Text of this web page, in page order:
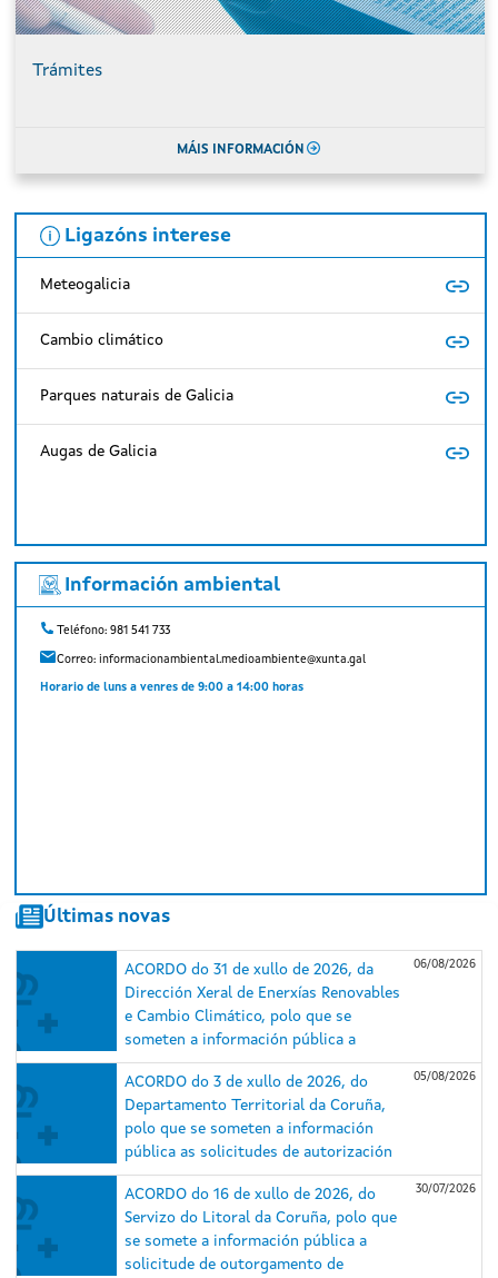
Últimas novas
ACORDO do 31 de xullo de 2026, da
Dirección Xeral de Enerxías Renovables
e Cambio Climático, polo que se
someten a información pública a
solicitude de autorización
administrativa previa e de construción
e o estudo de impacto ambiental (EsIA)
do proxecto do parque eólico
Repotenciación Serra da Loba e das
súas infraestruturas de evacuación,
nos concellos de Guitiriz e Xermade
(Lugo) e Aranga e Monfero (A Coruña)
(expediente IN408A 2025/018).
06/08/2026
ACORDO do 3 de xullo de 2026, do
Departamento Territorial da Coruña,
polo que se someten a información
pública as solicitudes de autorización
administrativa previa e de construción
e o estudo de impacto ambiental dos
proxectos do parque eólico
Repotenciación Barbanza I (expediente
IN408A 2025/007) e do parque eólico
05/08/2026
ACORDO do 16 de xullo de 2026, do
Servizo do Litoral da Coruña, polo que
se somete a información pública a
solicitude de outorgamento de
30/07/2026
Trámites
MÁIS INFORMACIÓN
Ligazóns interese
Meteogalicia
Cambio climático
Parques naturais de Galicia
Augas de Galicia
Información ambiental
Teléfono: 981 541 733
Correo:informacionambiental.medioambiente@xunta.gal
Horario de luns a venres de 9:00 a 14:00 horas